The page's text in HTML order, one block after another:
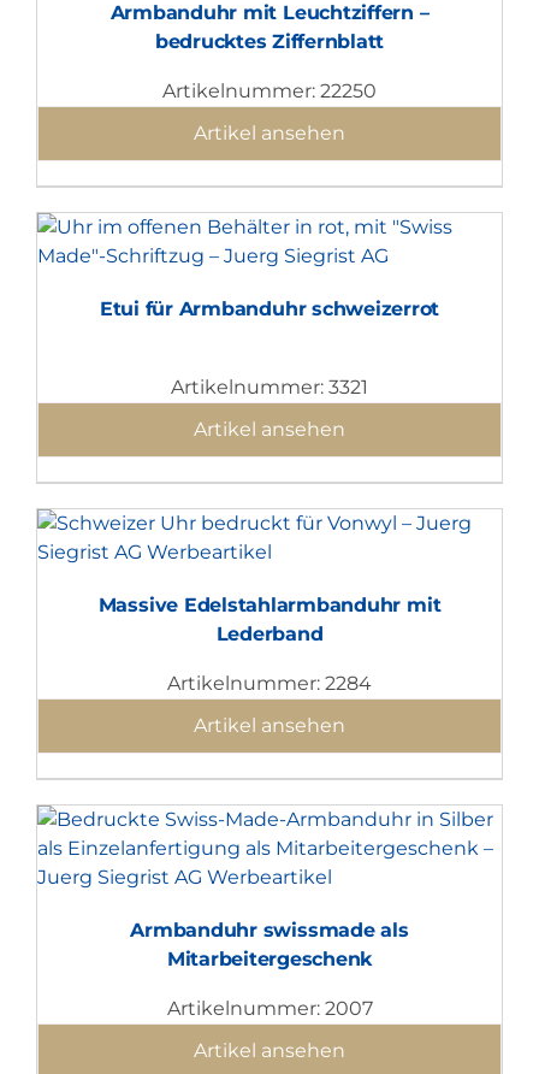
Armbanduhr mit Leuchtziffern –
bedrucktes Ziffernblatt
Artikelnummer: 22250
Artikel ansehen
Etui für Armbanduhr schweizerrot
Artikelnummer: 3321
Artikel ansehen
Massive Edelstahlarmbanduhr mit
Lederband
Artikelnummer: 2284
Artikel ansehen
Armbanduhr swissmade als
Mitarbeitergeschenk
Artikelnummer: 2007
Artikel ansehen